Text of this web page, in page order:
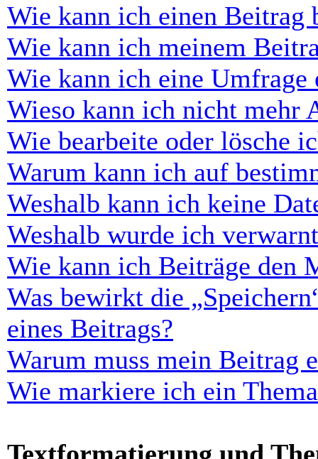
Wie kann ich einen Beitrag
Wie kann ich meinem
Wie kann ich eine Umfrage
Wieso kann ich nicht mehr
Wie bearbeite oder lösche
Warum kann ich auf
Weshalb kann ich keine
Weshalb wurde ich
Wie kann ich Beiträge den
Was bewirkt die
eines Beitrags?
Warum muss mein Beitrag
Wie markiere ich ein